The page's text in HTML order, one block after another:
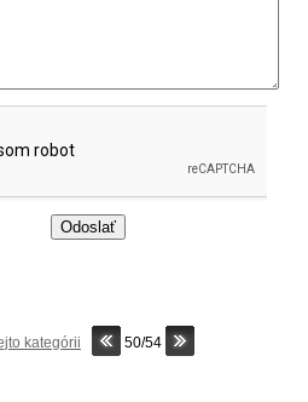
kategórii 50/54